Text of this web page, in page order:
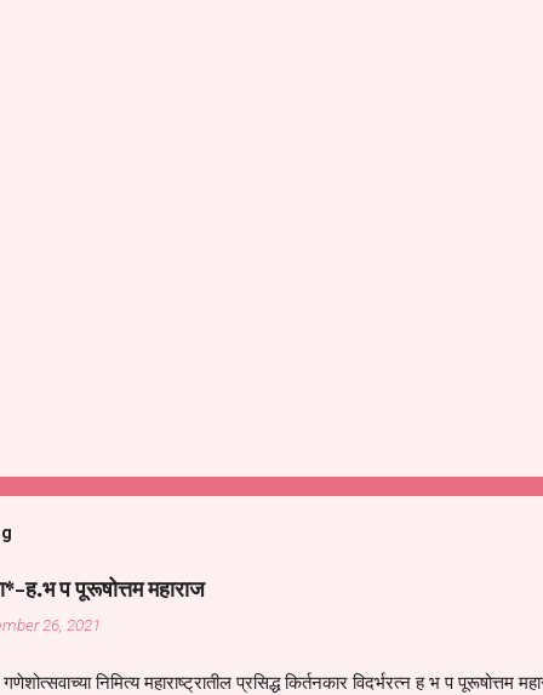
ह.भ प पूरूषोत्तम महाराज
26, 2021
निमित्य महाराष्ट्रातील प्रसिद्ध किर्तनकार विदर्भरत्न ह भ प पूरूषोत्तम